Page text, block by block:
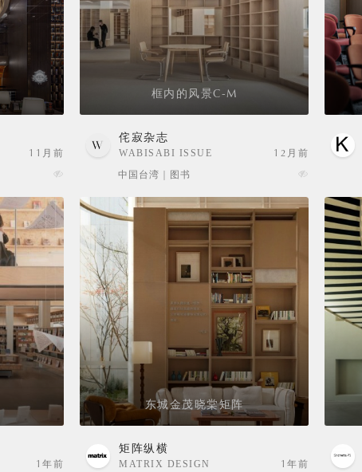
11月前
框内的风景C-M
侘寂杂志
WABISABI ISSUE
12月前
中国台湾 | 图书
1年前
东城金茂晓棠矩阵
矩阵纵横
MATRIX DESIGN
1年前